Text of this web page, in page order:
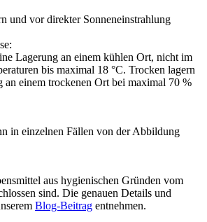
und vor direkter Sonneneinstrahlung
Lagerung an einem kühlen Ort, nicht im
bis maximal 18 °C. Trocken lagern
an einem trockenen Ort bei maximal 70 %
in einzelnen Fällen von der Abbildung
aus hygienischen Gründen vom
sind. Die genauen Details und
Blog-Beitrag entnehmen.